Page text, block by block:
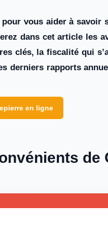
vous aider à savoir
dans cet article les
clés, la fiscalité qui
derniers rapports
en ligne
de